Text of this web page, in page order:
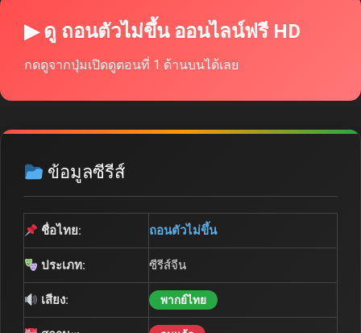
▶ ดู ถอนตัวไม่ขึ้น ออนไลน์ฟรี HD
กดดูจากปุ่มเปิดดูตอนที่ 1 ด้านบนได้เลย
ข้อมูลซีรีส์
ชื่อไทย: ถอนตัวไม่ขึ้น
ประเภท: ซีรีส์จีน
เสียง: พากย์ไทย